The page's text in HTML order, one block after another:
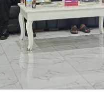
E
M
B
U
K
A
N
M
T